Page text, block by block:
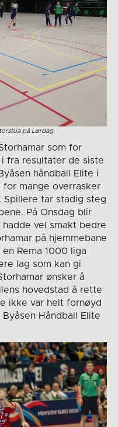
på Lørdag.
som for
fra resultater de siste
håndball Elite i
mange overrasker
Spillere tar stadig steg
På Onsdag blir
vel smakt bedre
på hjemmebane
Rema 1000 liga
lag som kan gi
ønsker å
hovedstad å rette
ikke var helt fornøyd
Håndball Elite